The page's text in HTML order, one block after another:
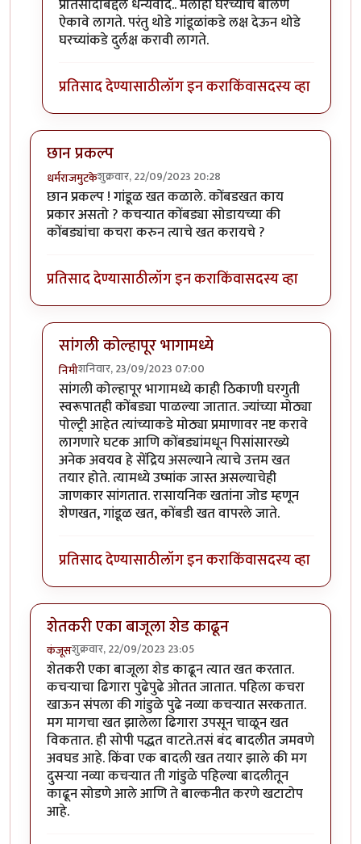
प्रतिसादाबद्दल धन्यवाद.. मलाही घरच्यांचे बोलणे
ऐकावे लागते. परंतु थोडे गांडूळांकडे लक्ष देऊन थोडे
घरच्यांकडे दुर्लक्ष करावी लागते.
प्रतिसाद देण्यासाठीलॉग इन कराकिंवासदस्य व्हा
छान प्रकल्प
धर्मराजमुटकेशुक्रवार, 22/09/2023 20:28
छान प्रकल्प ! गांडूळ खत कळाले. कोंबडखत काय
प्रकार असतो ? कचर्‍यात कोंबड्या सोडायच्या की
कोंबड्यांचा कचरा करुन त्याचे खत करायचे ?
प्रतिसाद देण्यासाठीलॉग इन कराकिंवासदस्य व्हा
सांगली कोल्हापूर भागामध्ये
निमीशनिवार, 23/09/2023 07:00
In reply toछान प्रकल्पbyधर्मराजमुटके
सांगली कोल्हापूर भागामध्ये काही ठिकाणी घरगुती
स्वरूपातही कोंबड्या पाळल्या जातात. ज्यांच्या मोठ्या
पोल्ट्री आहेत त्यांच्याकडे मोठ्या प्रमाणावर नष्ट करावे
लागणारे घटक आणि कोंबड्यांमधून पिसांसारख्ये
अनेक अवयव हे सेंद्रिय असल्याने त्याचे उत्तम खत
तयार होते. त्यामध्ये उष्मांक जास्त असल्याचेही
जाणकार सांगतात. रासायनिक खतांना जोड म्हणून
शेणखत, गांडूळ खत, कोंबडी खत वापरले जाते.
प्रतिसाद देण्यासाठीलॉग इन कराकिंवासदस्य व्हा
शेतकरी एका बाजूला शेड काढून
कंजूसशुक्रवार, 22/09/2023 23:05
शेतकरी एका बाजूला शेड काढून त्यात खत करतात.
कचऱ्याचा ढिगारा पुढेपुढे ओतत जातात. पहिला कचरा
खाऊन संपला की गांडुळे पुढे नव्या कचऱ्यात सरकतात.
मग मागचा खत झालेला ढिगारा उपसून चाळून खत
विकतात. ही सोपी पद्धत वाटते.तसं बंद बादलीत जमवणे
अवघड आहे. किंवा एक बादली खत तयार झाले की मग
दुसऱ्या नव्या कचऱ्यात ती गांडुळे पहिल्या बादलीतून
काढून सोडणे आले आणि ते बाल्कनीत करणे खटाटोप
आहे.